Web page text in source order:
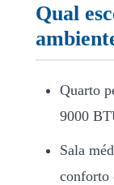
Qual
Quarto
9000
Sala
conforto